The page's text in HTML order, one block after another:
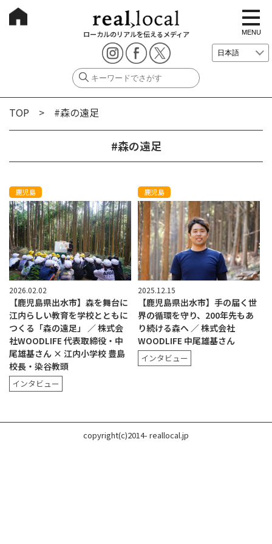
ローカルのリアルを伝えるメディア
t
o
g
g
e
i
i
MENU
TOP > #森の遠足
#森の遠足
鹿児島
2026.02.02
【鹿児島県出水市】森を舞台に
江内らしい教育を学校とともに
つくる「森の遠足」 ／ 株式会
社WOODLIFE 代表取締役・中
尾雄基さん × 江内小学校 豊島
校長・染谷教頭
インタビュー
鹿児島
2025.12.15
【鹿児島県出水市】手の届く世
界の循環を守り、200年先もあ
り続ける森へ ／ 株式会社
WOODLIFE 中尾雄基さん
インタビュー
copyright(c)2014- reallocal.jp